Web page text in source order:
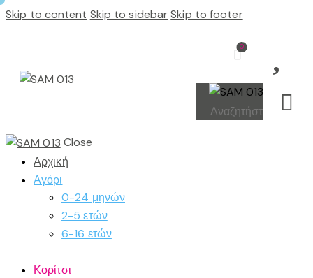
Skip to content Skip to sidebar Skip to footer
0
Close
Αρχική
Αγόρι
0-24 μηνών
2-5 ετών
6-16 ετών
Κορίτσι